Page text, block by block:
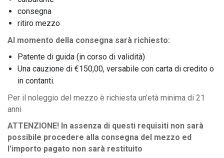
consegna
ritiro mezzo
Al momento della consegna sarà richiesto:
Patente di guida (in corso di validità)
Una cauzione di €150,00, versabile con carta di credito o
in contanti.
Per il noleggio del mezzo è richiesta un'età minima di 21
anni
ATTENZIONE! In assenza di questi requisiti non sarà
possibile procedere alla consegna del mezzo ed
l'importo pagato non sarà restituito